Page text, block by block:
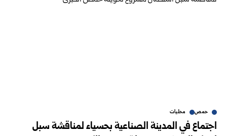
حمص محليات
اجتماع في المدينة الصناعية بحسياء لمناقشة سبل